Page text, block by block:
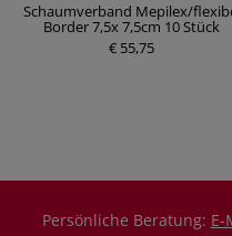
Schaumverband Mepilex/
Border 7,5x 7,5cm 10 Stück
€ 55,75
P
Persönliche Beratung: E-